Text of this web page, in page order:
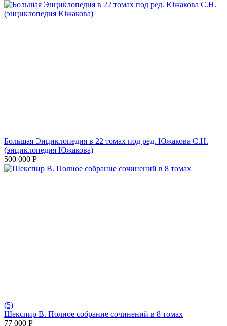
Большая Энциклопедия в 22 томах под ред. Южакова С.Н.
(энциклопедия Южакова)
500 000 Р
(5)
Шекспир В. Полное собрание сочинений в 8 томах
77 000 Р